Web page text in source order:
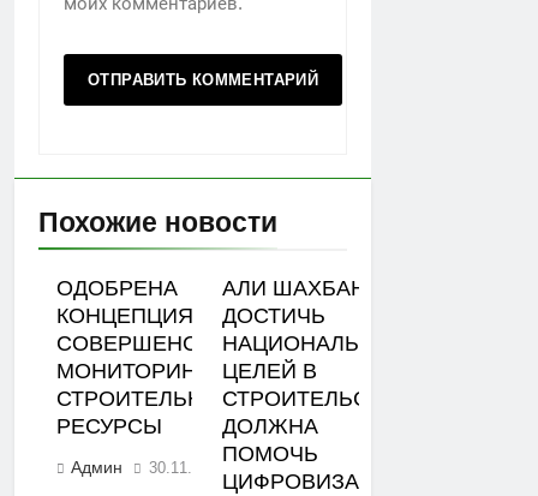
Похожие новости
ОДОБРЕНА
КОНЦЕПЦИЯ
СОВЕРШЕНСТВОВАНИЯ
МОНИТОРИНГА ЦЕН НА
СТРОИТЕЛЬНЫЕ
РЕСУРСЫ
Админ 30.11.2023
АЛИ ШАХБАНОВ:
ДОСТИЧЬ
НАЦИОНАЛЬНЫХ
ЦЕЛЕЙ В
СТРОИТЕЛЬСТВЕ
ДОЛЖНА
ПОМОЧЬ
ЦИФРОВИЗАЦИЯ